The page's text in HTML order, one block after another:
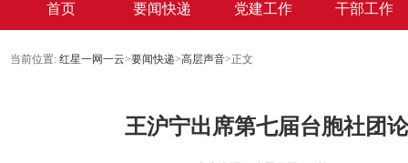
首页 要闻快递 党建工作 干部工作
当前位置: 红星一网一云>要闻快递>高层声音>正文
王沪宁出席第七届台胞社团